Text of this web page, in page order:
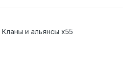
Кланы и альянсы x55